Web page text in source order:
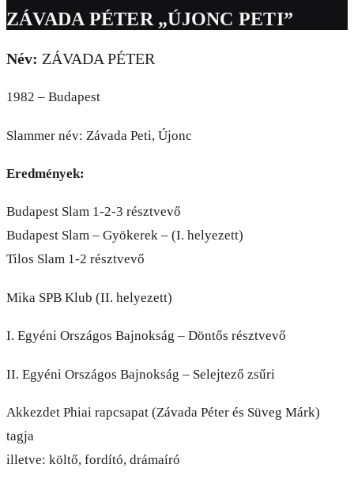
ZÁVADA PÉTER „ÚJONC PETI”
Név: ZÁVADA PÉTER
1982 – Budapest
Slammer név: Závada Peti, Újonc
Eredmények:
Budapest Slam 1-2-3 résztvevő
Budapest Slam – Gyökerek – (I. helyezett)
Tilos Slam 1-2 résztvevő
Mika SPB Klub (II. helyezett)
I. Egyéni Országos Bajnokság – Döntős résztvevő
II. Egyéni Országos Bajnokság – Selejtező zsűri
Akkezdet Phiai rapcsapat (Závada Péter és Süveg Márk)
tagja
illetve: költő, fordító, drámaíró